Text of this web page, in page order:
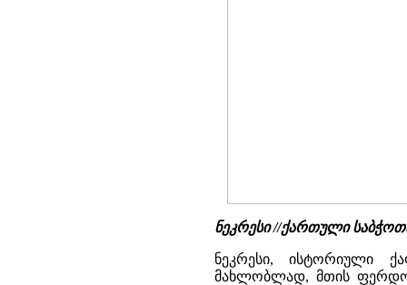
ნეკრესი //ქართული
ნეკრესი, ისტორიული
მახლობლად, მთის